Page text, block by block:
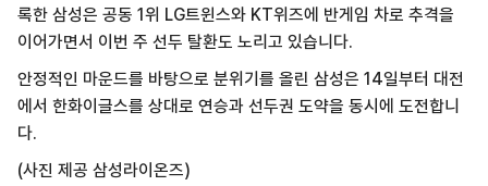
록한 삼성은 공동 1위 LG트윈스와 KT위즈에 반게임 차로 추격을
이어가면서 이번 주 선두 탈환도 노리고 있습니다.
안정적인 마운드를 바탕으로 분위기를 올린 삼성은 14일부터 대전
에서 한화이글스를 상대로 연승과 선두권 도약을 동시에 도전합니
다.
(사진 제공 삼성라이온즈)